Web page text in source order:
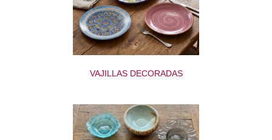
VAJILLAS DECORADAS